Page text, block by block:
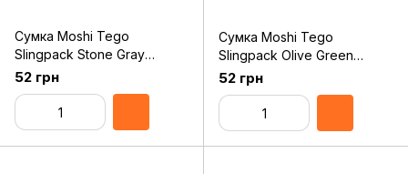
Сумка Moshi Tego
Slingpack Stone Gray
(99MO110263)
52 грн
Сумка Moshi Tego
Slingpack Olive Green
(99MO110601)
52 грн